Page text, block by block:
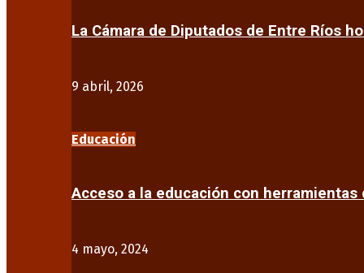
La Cámara de Diputados de Entre Ríos
9 abril, 2026
Educación
Acceso a la educación con
4 mayo, 2024